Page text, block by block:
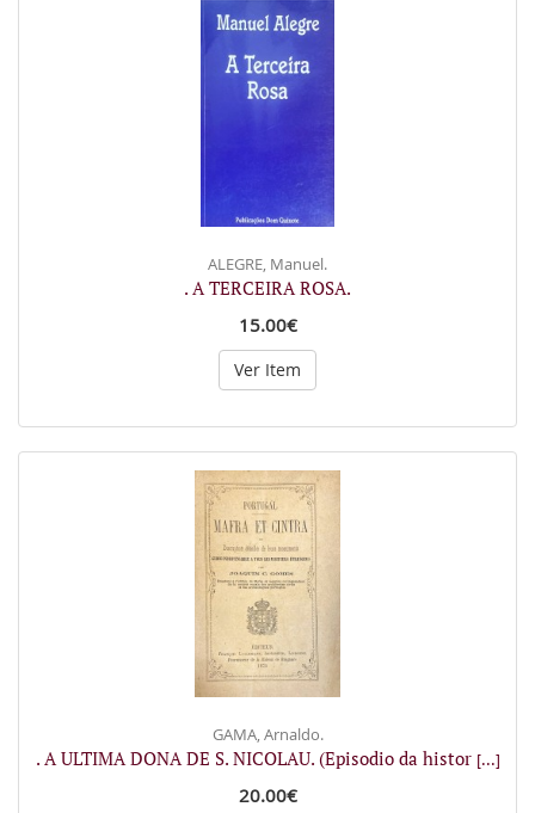
ALEGRE, Manuel.
. A TERCEIRA ROSA.
15.00€
Ver Item
GAMA, Arnaldo.
. A ULTIMA DONA DE S. NICOLAU. (Episodio da histor [...]
20.00€